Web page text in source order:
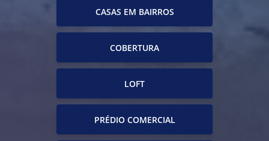
CASAS EM BAIRROS
COBERTURA
LOFT
PRÉDIO COMERCIAL